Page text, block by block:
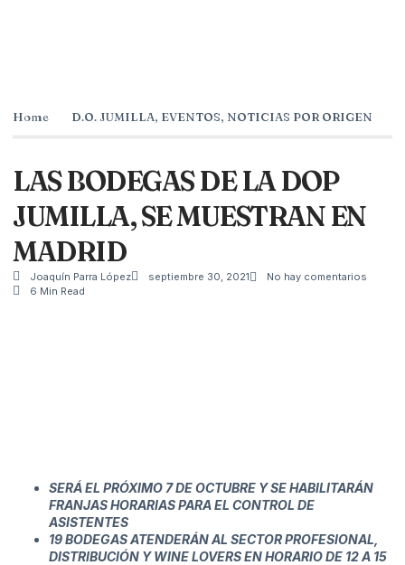
Home D.O. JUMILLA, EVENTOS, NOTICIAS POR ORIGEN
LAS BODEGAS DE LA DOP
JUMILLA, SE MUESTRAN EN
MADRID
Joaquín Parra López septiembre 30, 2021
No hay comentarios
6 Min Read
SERÁ EL PRÓXIMO 7 DE OCTUBRE Y SE HABILITARÁN
FRANJAS HORARIAS PARA EL CONTROL DE
ASISTENTES
19 BODEGAS ATENDERÁN AL SECTOR PROFESIONAL,
DISTRIBUCIÓN Y WINE LOVERS EN HORARIO DE 12 A 15